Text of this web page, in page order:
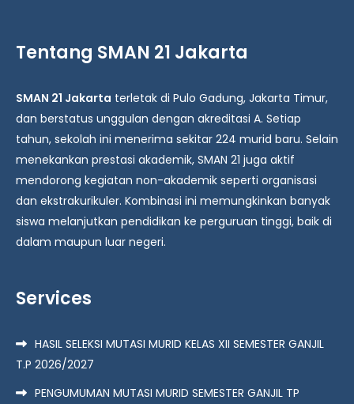
Tentang SMAN 21 Jakarta
SMAN 21 Jakarta terletak di Pulo Gadung, Jakarta Timur,
dan berstatus unggulan dengan akreditasi A. Setiap
tahun, sekolah ini menerima sekitar 224 murid baru. Selain
menekankan prestasi akademik, SMAN 21 juga aktif
mendorong kegiatan non-akademik seperti organisasi
dan ekstrakurikuler. Kombinasi ini memungkinkan banyak
siswa melanjutkan pendidikan ke perguruan tinggi, baik di
dalam maupun luar negeri.
Services
HASIL SELEKSI MUTASI MURID KELAS XII SEMESTER GANJIL
T.P 2026/2027
PENGUMUMAN MUTASI MURID SEMESTER GANJIL TP